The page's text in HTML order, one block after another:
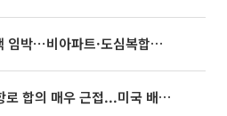
영끌 '주택공급' 대책 임박⋯비아파트·도심복합까지 총동원
이란 “호르무즈 새 항로 합의 매우 근접...미국 배상 먼저”